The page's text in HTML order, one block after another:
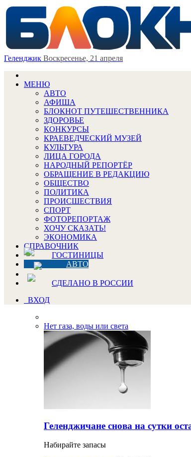
Геленджик Воскресенье, 21 апреля
МЕНЮ
АВТО
АФИША
БЛОКНОТ ПУТЕШЕСТВЕННИКА
ЗДОРОВЬЕ
КОНКУРСЫ
КРАЕВЕДЧЕСКИЙ МУЗЕЙ
КУЛЬТУРА
ЛИЦА ГОРОДА
НАРОДНЫЙ РЕПОРТЁР
ОБРАЩЕНИЕ В РЕДАКЦИЮ
ОБЩЕСТВО
ПОЛИТИКА
ПРОИСШЕСТВИЯ
СПОРТ
ФОТОРЕПОРТАЖ
ХОЧУ СКАЗАТЬ!
ЭКОНОМИКА
СПРАВОЧНИК
ГОСТИНИЦЫ
АВТО
СДЕЛАНО В РОССИИ
ВХОД
Нет газа, воды или света
Геленджичане снова на сутки
Набирайте запасы